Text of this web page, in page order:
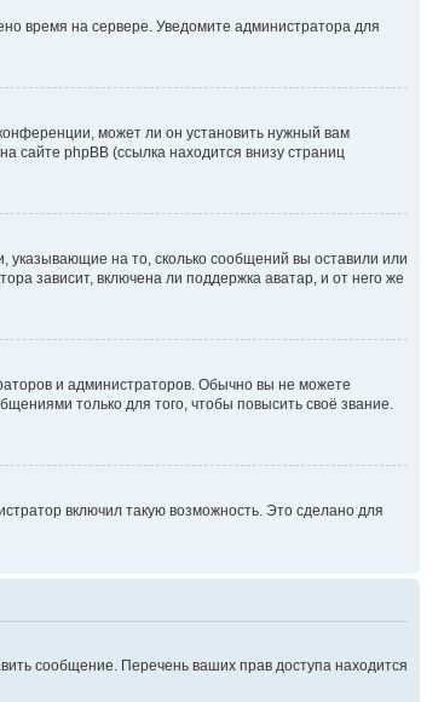
время на сервере. Уведомите администратора для
может ли он установить нужный вам
сайте phpBB (ссылка находится внизу страниц
указывающие на то, сколько сообщений вы оставили или
зависит, включена ли поддержка аватар, и от него же
и администраторов. Обычно вы не можете
только для того, чтобы повысить своё звание.
включил такую возможность. Это сделано для
сообщение. Перечень ваших прав доступа находится